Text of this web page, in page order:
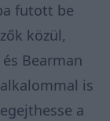
futott be
közül,
Bearman
is
a